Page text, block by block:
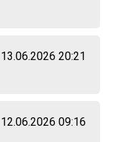
13.06.2026 20:21
12.06.2026 09:16